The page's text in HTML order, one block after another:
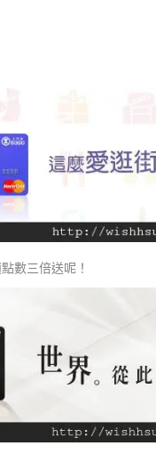
數三倍送呢！